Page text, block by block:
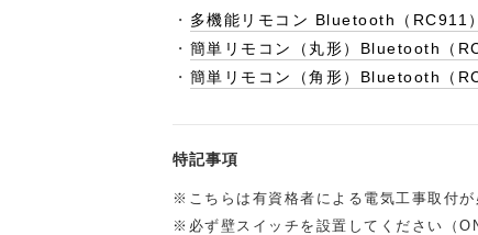
・ 多機能リモコン Bluetooth（RC911）
・ 簡単リモコン（丸形）Bluetooth（
・ 簡単リモコン（角形）Bluetooth（
特記事項
※こちらは有資格者による電気工事取付が
※必ず壁スイッチを設置してください（